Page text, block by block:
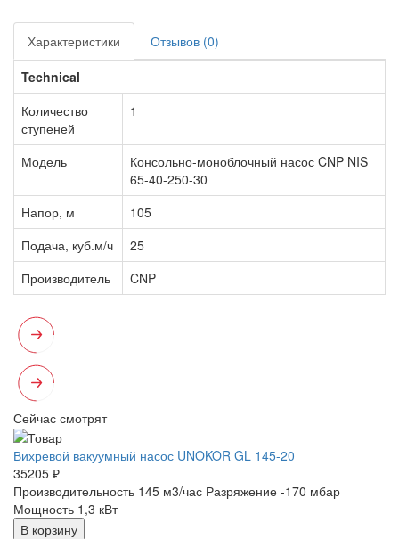
Характеристики
Отзывов (0)
Technical
Количество
ступеней
1
Модель
Консольно-моноблочный насос CNP NIS
65-40-250-30
Напор, м
105
Подача, куб.м/ч
25
Производитель
CNP
Сейчас смотрят
Вихревой вакуумный насос UNOKOR GL 145-20
35205 ₽
Производительность 145 м3/час Разряжение -170 мбар
Мощность 1,3 кВт
В корзину